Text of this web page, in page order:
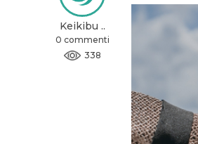
Keikibu ..
0 commenti
338